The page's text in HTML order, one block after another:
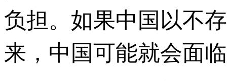
负担。如果中国以不
来，中国可能就会面